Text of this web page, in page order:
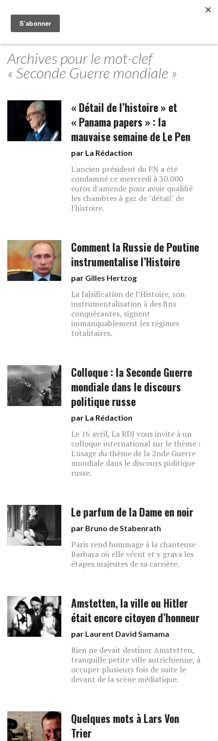
Archives pour le mot-clef
« Seconde Guerre mondiale »
« Détail de l’histoire » et
« Panama papers » : la
mauvaise semaine de Le Pen
par La Rédaction
L'ancien président du FN a été
condamné ce mercredi à 30.000
euros d'amende pour avoir qualifié
les chambres à gaz de "détail" de
l'histoire.
Comment la Russie de Poutine
instrumentalise l’Histoire
par Gilles Hertzog
La falsification de l’Histoire, son
instrumentalisation à des fins
conquérantes, signent
immanquablement les régimes
totalitaires.
Colloque : la Seconde Guerre
mondiale dans le discours
politique russe
par La Rédaction
Le 16 avril, La RDJ vous invite à un
colloque international sur le thème :
L'usage du thème de la 2nde Guerre
mondiale dans le discours politique
russe.
Le parfum de la Dame en noir
par Bruno de Stabenrath
Paris rend hommage à la chanteuse
Barbara où elle vécut et y grava les
étapes majeures de sa carrière.
Amstetten, la ville ou Hitler
était encore citoyen d’honneur
par Laurent David Samama
Rien ne devait destiner Amstetten,
tranquille petite ville autrichienne, à
occuper plusieurs fois de suite le
devant de la scène médiatique.
Quelques mots à Lars Von
Trier